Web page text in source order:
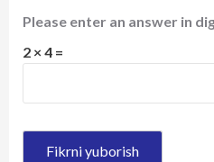
Please enter an answer in
2 × 4 =